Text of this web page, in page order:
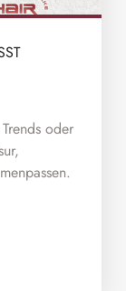
oder